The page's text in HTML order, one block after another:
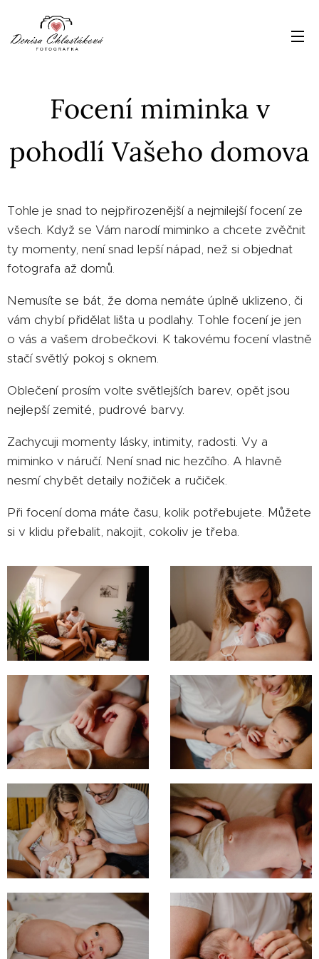
Focení miminka v
pohodlí Vašeho domova
Tohle je snad to nejpřirozenější a nejmilejší focení ze
všech. Když se Vám narodí miminko a chcete zvěčnit
ty momenty, není snad lepší nápad, než si objednat
fotografa až domů.
Nemusíte se bát, že doma nemáte úplně uklizeno, či
vám chybí přidělat lišta u podlahy. Tohle focení je jen
o vás a vašem drobečkovi. K takovému focení vlastně
stačí světlý pokoj s oknem.
Oblečení prosím volte světlejších barev, opět jsou
nejlepší zemité, pudrové barvy.
Zachycuji momenty lásky, intimity, radosti. Vy a
miminko v náručí. Není snad nic hezčího. A hlavně
nesmí chybět detaily nožiček a ručiček.
Při focení doma máte času, kolik potřebujete. Můžete
si v klidu přebalit, nakojit, cokoliv je třeba.